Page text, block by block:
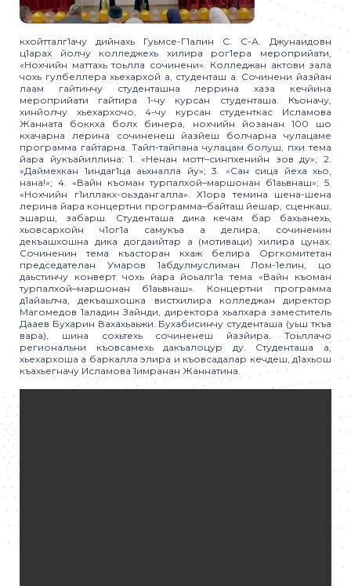
кхойтталг1ачу дийнахь Гуьмсе-Г1алин С. С-А. Джунаидовн
ц1арах йолчу колледжехь хилира рог1ера мероприйати,
«Нохчийн маттахь тоьлла сочинени». Колледжан актови зала
чохь гулбеллера хьехархой а, студенташ а. Сочинени йазйан
лаам гайтинчу студенташна леррина хаза кечйина
мероприйати гайтира 1-чу курсан студенташа. Къоначу,
хинйолчу хьехархочо, 4-чу курсан студенткас Исламова
Жанната боккха болх бинера, нохчийн йозанан 100 шо
кхачарна лерина сочиненеш йазйеш болчарна чулацаме
программа гайтарна. Тайп-тайпана чулацам болуш, пхи тема
йара йукъайиллина: 1. «Ненан мотт–синпхенийн зов ду»; 2.
«Даймехкан 1индаг1ца аьхналла йу»; 3. «Сан сица йеха хьо,
нана!»; 4. «Вайн къоман турпалхой–маршонан б1аьвнаш»; 5.
«Нохчийн г1иллакх-оьздангалла». Х1ора темина шена-шена
лерина йара концертни программа–байташ йешар, сценкаш,
эшарш, забарш. Студенташа дика кечам бар бахьанехь,
хьовсархойн ч1ог1а самукъа а делира, сочиненин
декъашхошна дика догдаийтар а (мотиваци) хилира цунах.
Сочиненин тема къасторан кхаж белира Оргкомитетан
председателан Умаров 1абдулмуслиман Лом-1елин, цо
даьстинчу конверт чохь йара йоьалг1а тема «Вайн къоман
турпалхой–маршонан б1аьвнаш». Концертни программа
д1айаьлча, декъашхошка вистхилира колледжан директор
Магомедов 1аладин Зайнди, директора хьалхара заместитель
Дааев Бухарин Вахахьаьжи. Бухабисинчу студенташа (уьш ткъа
вара), шина сохьтехь сочиненеш йазйира. Тоьллачо
региональни къовсамехь дакъалоцур ду. Студенташа а,
хьехархоша а баркалла элира и къовсадалар кечдеш, д1ахьош
къахьегначу Исламова 1имранан Жаннатина.